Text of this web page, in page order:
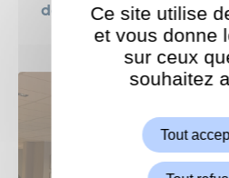
de Garches
ShareThis est
Ce site utilise
et vous donne
sur ceux
souhaitez
Tout